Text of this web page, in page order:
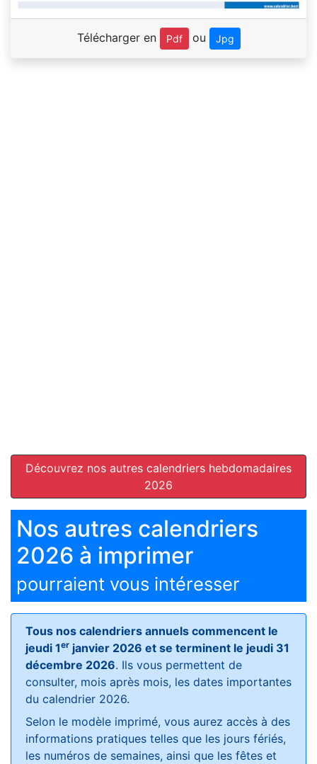
Télécharger en Pdf ou Jpg
Découvrez nos autres calendriers hebdomadaires
2026
Nos autres calendriers
2026 à imprimer
pourraient vous intéresser
Tous nos calendriers annuels commencent le
jeudi 1er janvier 2026 et se terminent le jeudi 31
décembre 2026. Ils vous permettent de
consulter, mois après mois, les dates importantes
du calendrier 2026.
Selon le modèle imprimé, vous aurez accès à des
informations pratiques telles que les jours fériés,
les numéros de semaines, ainsi que les fêtes et